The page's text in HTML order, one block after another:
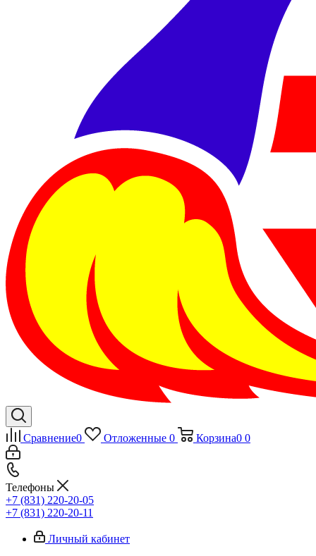
Сравнение0 Отложенные 0 Корзина0 0
Телефоны
+7 (831) 220-20-05
+7 (831) 220-20-11
Личный кабинет